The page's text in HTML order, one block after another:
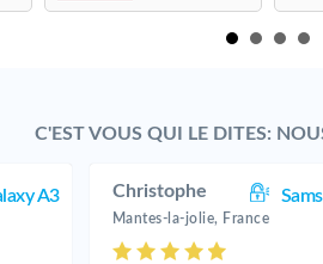
C'EST VOUS QUI LE DITES:
A3 Christophe
Mantes-la-jolie, France